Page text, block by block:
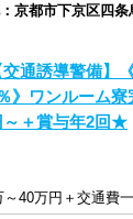
京都市下京区四条
交通誘導警備】
》ワンルーム寮
～＋賞与年2回★
～40万円＋交通費